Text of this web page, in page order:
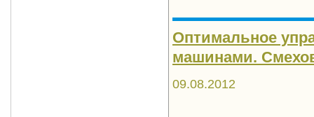
Оптимальное
машинами.
09.08.2012